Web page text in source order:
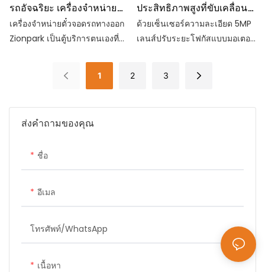
ส่งคำถามของคุณ
ชื่อ
อีเมล
โทรศัพท์/WhatsApp
เนื้อหา
รถอัจฉริยะ เครื่องจำหน่าย
บัตรเข้า-ออกลานจอดรถ
เครื่องจำหน่ายตั๋วจอดรถทางออก
Zionpark เป็นตู้บริการตนเองที่
ประสิทธิภาพสูงที่ขับเคลื่อน
ด้วย AI เพื่อการจอดรถ
อัจฉริยะ
ด้วยเซ็นเซอร์ความละเอียด 5MP
เลนส์ปรับระยะโฟกัสแบบมอเตอร์
มากกว่า 99% ในการจดจำแผ่น
1 2 3